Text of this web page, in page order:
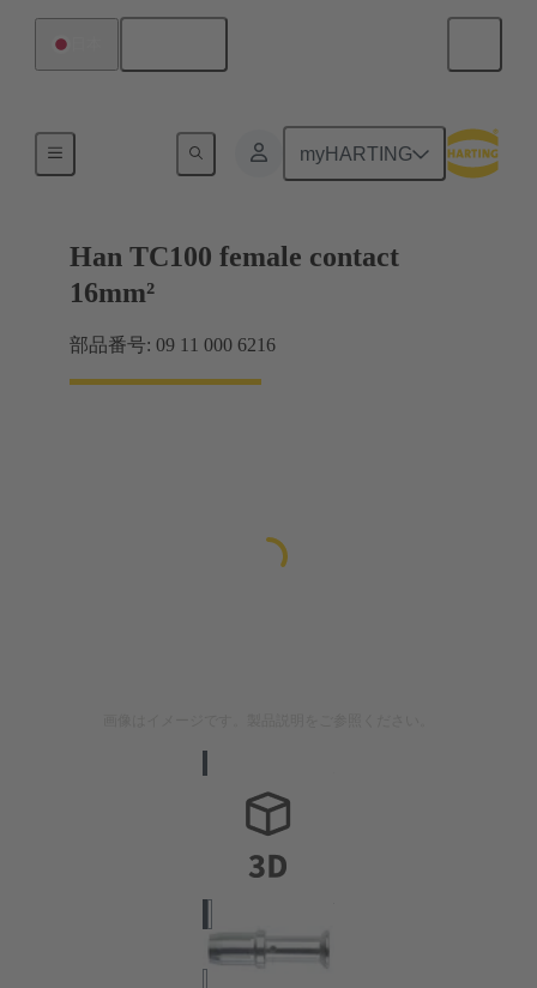
myHARTING
Han TC100 female contact
16mm²
部品番号: 09 11 000 6216